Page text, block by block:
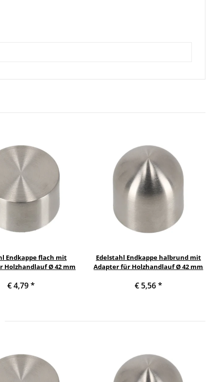
Endkappe flach mit
Holzhandlauf Ø 42 mm
€ 4,79*
Edelstahl Endkappe halbrund mit
Adapter für Holzhandlauf Ø 42 mm
€ 5,56*